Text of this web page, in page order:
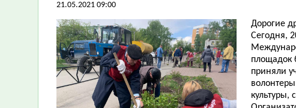
21.05.2021 09:00
Дорогие
Сегодня,
площадок
приняли
культуры,